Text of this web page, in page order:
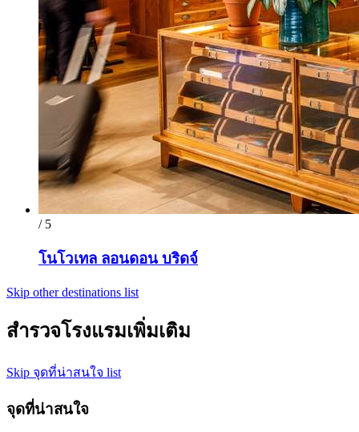
/ 5
โนโวเทล ลอนดอน บริดจ์
Skip other destinations list
สำรวจโรงแรมเพิ่มเติม
Skip จุดที่น่าสนใจ list
จุดที่น่าสนใจ